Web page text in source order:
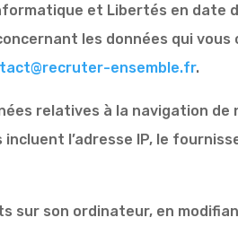
et Libertés en date
les données qui vous
ensemble.fr.
relatives à la navigation de
l’adresse IP, le
sur son ordinateur, en